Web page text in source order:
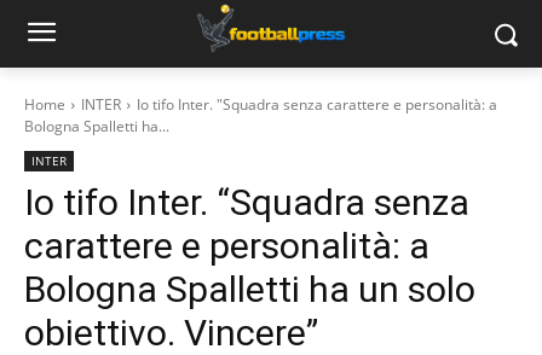
Home INTER
Io tifo Inter. "Squadra senza carattere e personalità: a
Bologna Spalletti ha...
INTER
Io tifo Inter. “Squadra senza
carattere e personalità: a
Bologna Spalletti ha un solo
obiettivo. Vincere”